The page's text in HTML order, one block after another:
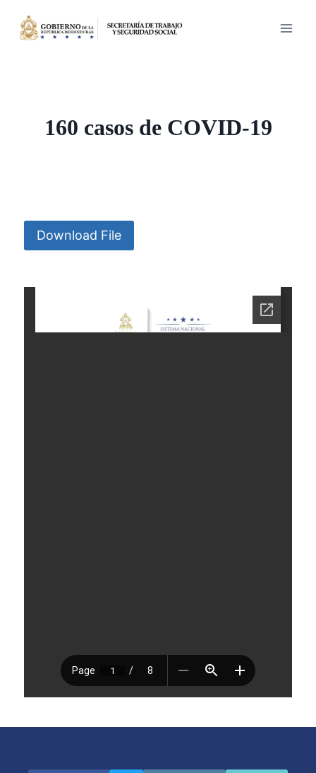
160 casos de COVID-19
Download File